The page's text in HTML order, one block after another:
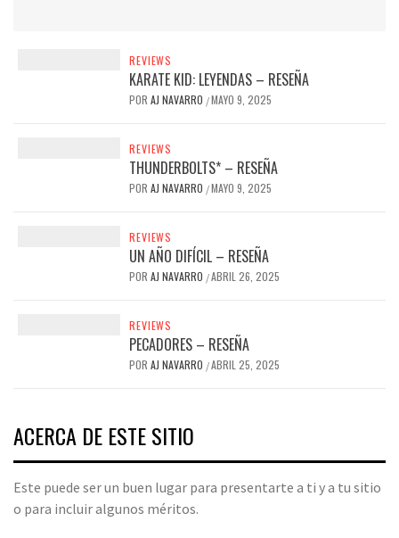
REVIEWS
KARATE KID: LEYENDAS – RESEÑA
POR AJ NAVARRO /MAYO 9, 2025
REVIEWS
THUNDERBOLTS* – RESEÑA
POR AJ NAVARRO /MAYO 9, 2025
REVIEWS
UN AÑO DIFÍCIL – RESEÑA
POR AJ NAVARRO /ABRIL 26, 2025
REVIEWS
PECADORES – RESEÑA
POR AJ NAVARRO /ABRIL 25, 2025
ACERCA DE ESTE SITIO
Este puede ser un buen lugar para presentarte a ti y a tu sitio
o para incluir algunos méritos.